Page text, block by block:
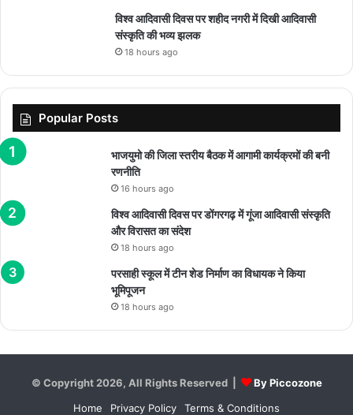
विश्व आदिवासी दिवस पर शहीद नगरी में दिखी आदिवासी
संस्कृति की भव्य झलक
18 hours ago
Popular Posts
भाजयुमो की जिला स्तरीय बैठक में आगामी कार्यक्रमों की बनी
रणनीति
16 hours ago
विश्व आदिवासी दिवस पर डोंगरगढ़ में गूंजा आदिवासी संस्कृति
और विरासत का संदेश
18 hours ago
परसाही स्कूल में टीन शेड निर्माण का विधायक ने किया
भूमिपूजन
18 hours ago
© Copyright 2026, All Rights Reserved |
By Piccozone
Home
Privacy Policy Terms & Conditions